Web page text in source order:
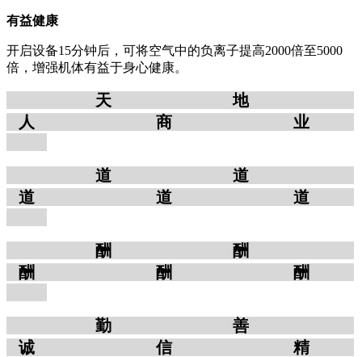
有益健康
开启设备15分钟后，可将空气中的负离子提高2000倍至5000
倍，增强机体有益于身心健康。
天
地
人
商 业
道
道
道 道 道
酬
酬
酬 酬 酬
勤
善
诚 信 精